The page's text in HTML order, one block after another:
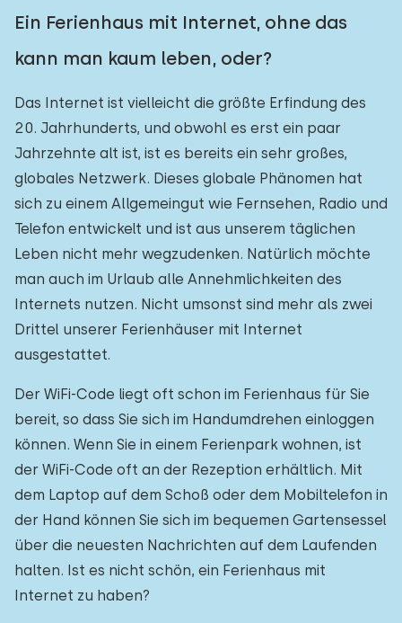
Ein Ferienhaus mit Internet, ohne das
kann man kaum leben, oder?
Das Internet ist vielleicht die größte Erfindung des
20. Jahrhunderts, und obwohl es erst ein paar
Jahrzehnte alt ist, ist es bereits ein sehr großes,
globales Netzwerk. Dieses globale Phänomen hat
sich zu einem Allgemeingut wie Fernsehen, Radio und
Telefon entwickelt und ist aus unserem täglichen
Leben nicht mehr wegzudenken. Natürlich möchte
man auch im Urlaub alle Annehmlichkeiten des
Internets nutzen. Nicht umsonst sind mehr als zwei
Drittel unserer Ferienhäuser mit Internet
ausgestattet.
Der WiFi-Code liegt oft schon im Ferienhaus für Sie
bereit, so dass Sie sich im Handumdrehen einloggen
können. Wenn Sie in einem Ferienpark wohnen, ist
der WiFi-Code oft an der Rezeption erhältlich. Mit
dem Laptop auf dem Schoß oder dem Mobiltelefon in
der Hand können Sie sich im bequemen Gartensessel
über die neuesten Nachrichten auf dem Laufenden
halten. Ist es nicht schön, ein Ferienhaus mit
Internet zu haben?